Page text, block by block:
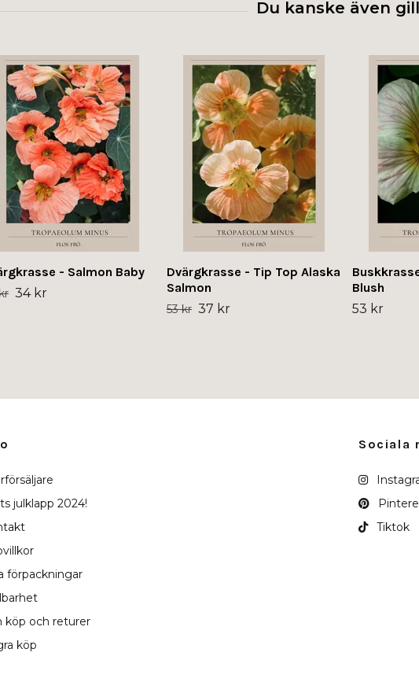
- Salmon Baby
34 kr
Dvärgkrasse - Tip Top Alaska
Salmon
53 kr 37 kr
Blush
53 kr
julklapp 2024!
förpackningar
köp och returer
köp
Sociala
Tiktok